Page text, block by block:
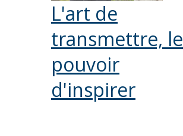
L'art de
transmettre, le
pouvoir
d'inspirer